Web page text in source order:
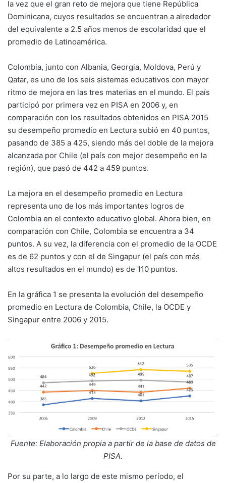
la vez que el gran reto de mejora que tiene República
Dominicana, cuyos resultados se encuentran a alrededor
del equivalente a 2.5 años menos de escolaridad que el
promedio de Latinoamérica.
Colombia, junto con Albania, Georgia, Moldova, Perú y
Qatar, es uno de los seis sistemas educativos con mayor
ritmo de mejora en las tres materias en el mundo. El país
participó por primera vez en PISA en 2006 y, en
comparación con los resultados obtenidos en PISA 2015
su desempeño promedio en Lectura subió en 40 puntos,
pasando de 385 a 425, siendo más del doble de la mejora
alcanzada por Chile (el país con mejor desempeño en la
región), que pasó de 442 a 459 puntos.
La mejora en el desempeño promedio en Lectura
representa uno de los más importantes logros de
Colombia en el contexto educativo global. Ahora bien, en
comparación con Chile, Colombia se encuentra a 34
puntos. A su vez, la diferencia con el promedio de la OCDE
es de 62 puntos y con el de Singapur (el país con más
altos resultados en el mundo) es de 110 puntos.
En la gráfica 1 se presenta la evolución del desempeño
promedio en Lectura de Colombia, Chile, la OCDE y
Singapur entre 2006 y 2015.
Fuente: Elaboración propia a partir de la base de datos de
PISA.
Por su parte, a lo largo de este mismo período, el